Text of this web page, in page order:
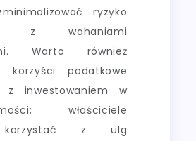
ryzyko
z wahaniami
Warto również
korzyści podatkowe
z inwestowaniem w
właściciele
z ulg